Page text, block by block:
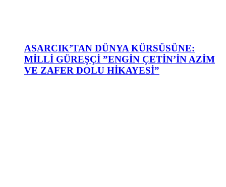
ASARCIK’TAN DÜNYA KÜRSÜSÜNE:
MİLLİ GÜREŞÇİ ”ENGİN ÇETİN’İN AZİM
VE ZAFER DOLU HİKAYESİ”